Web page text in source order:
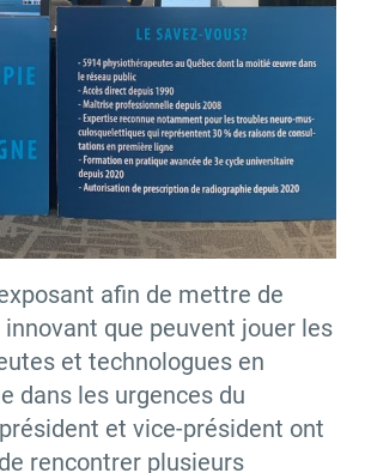
afin de mettre de
innovant que peuvent jouer les
et technologues en
dans les urgences du
et vice-président ont
rencontrer plusieurs